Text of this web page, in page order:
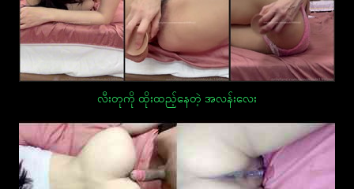
လီးတုကို ထိုးထည့်နေတဲ့ အလန်းလေး